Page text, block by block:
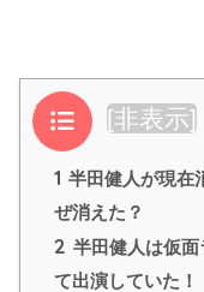
目次 [非表示]
1 半田健人が現在
ぜ消えた？
2 半田健人は仮
て出演していた！